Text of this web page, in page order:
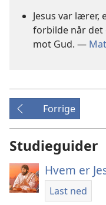
Jesus var lærer,
forbilde når
mot Gud. —
Forrige
Studieguider
Hvem er
Last ned